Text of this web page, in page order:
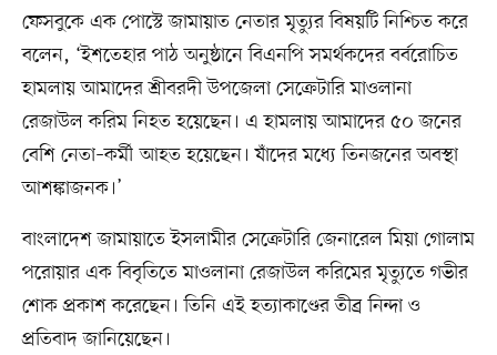
ফেসবুকে এক পোস্টে জামায়াত নেতার মৃত্যুর বিষয়টি নিশ্চিত করে
বলেন, ‘ইশতেহার পাঠ অনুষ্ঠানে বিএনপি সমর্থকদের বর্বরোচিত
হামলায় আমাদের শ্রীবরদী উপজেলা সেক্রেটারি মাওলানা
রেজাউল করিম নিহত হয়েছেন। এ হামলায় আমাদের ৫০ জনের
বেশি নেতা–কর্মী আহত হয়েছেন। যাঁদের মধ্যে তিনজনের অবস্থা
আশঙ্কাজনক।’
বাংলাদেশ জামায়াতে ইসলামীর সেক্রেটারি জেনারেল মিয়া গোলাম
পরোয়ার এক বিবৃতিতে মাওলানা রেজাউল করিমের মৃত্যুতে গভীর
শোক প্রকাশ করেছেন। তিনি এই হত্যাকাণ্ডের তীব্র নিন্দা ও
প্রতিবাদ জানিয়েছেন।